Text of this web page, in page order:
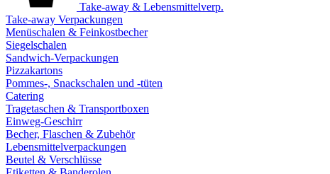
Take-away & Lebensmittelverp.
Take-away Verpackungen
Menüschalen & Feinkostbecher
Siegelschalen
Sandwich-Verpackungen
Pizzakartons
Pommes-, Snackschalen und -tüten
Catering
Tragetaschen & Transportboxen
Einweg-Geschirr
Becher, Flaschen & Zubehör
Lebensmittelverpackungen
Beutel & Verschlüsse